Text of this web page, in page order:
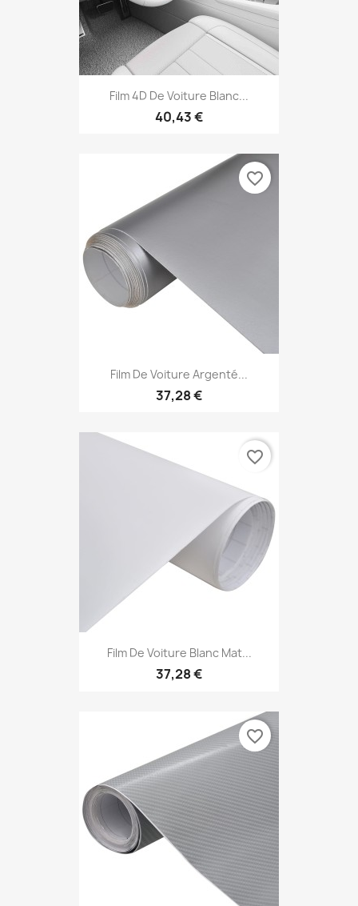
Film 4D De Voiture Blanc...
40,43 €
Film De Voiture Argenté...
37,28 €
favorite_border
Film De Voiture Blanc Mat...
37,28 €
favorite_border
favorite_border